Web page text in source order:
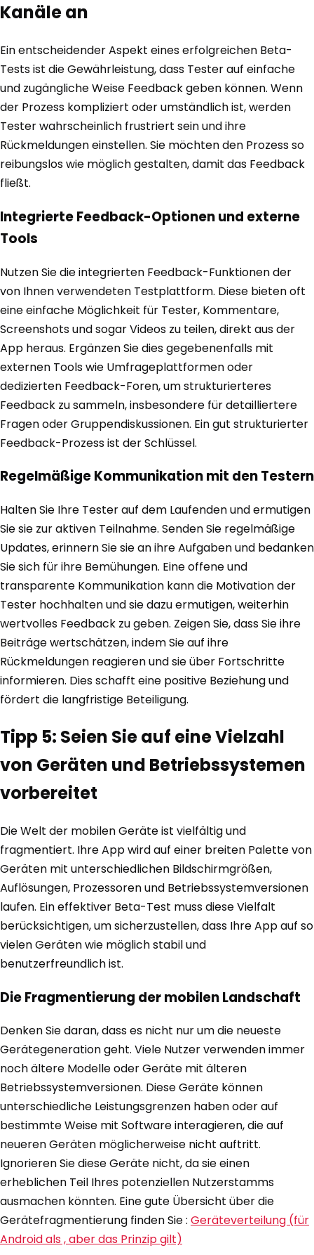
Kanäle an
Ein entscheidender Aspekt eines erfolgreichen Beta-
Tests ist die Gewährleistung, dass Tester auf einfache
und zugängliche Weise Feedback geben können. Wenn
der Prozess kompliziert oder umständlich ist, werden
Tester wahrscheinlich frustriert sein und ihre
Rückmeldungen einstellen. Sie möchten den Prozess so
reibungslos wie möglich gestalten, damit das Feedback
fließt.
Integrierte Feedback-Optionen und externe
Tools
Nutzen Sie die integrierten Feedback-Funktionen der
von Ihnen verwendeten Testplattform. Diese bieten oft
eine einfache Möglichkeit für Tester, Kommentare,
Screenshots und sogar Videos zu teilen, direkt aus der
App heraus. Ergänzen Sie dies gegebenenfalls mit
externen Tools wie Umfrageplattformen oder
dedizierten Feedback-Foren, um strukturierteres
Feedback zu sammeln, insbesondere für detailliertere
Fragen oder Gruppendiskussionen. Ein gut strukturierter
Feedback-Prozess ist der Schlüssel.
Regelmäßige Kommunikation mit den Testern
Halten Sie Ihre Tester auf dem Laufenden und ermutigen
Sie sie zur aktiven Teilnahme. Senden Sie regelmäßige
Updates, erinnern Sie sie an ihre Aufgaben und bedanken
Sie sich für ihre Bemühungen. Eine offene und
transparente Kommunikation kann die Motivation der
Tester hochhalten und sie dazu ermutigen, weiterhin
wertvolles Feedback zu geben. Zeigen Sie, dass Sie ihre
Beiträge wertschätzen, indem Sie auf ihre
Rückmeldungen reagieren und sie über Fortschritte
informieren. Dies schafft eine positive Beziehung und
fördert die langfristige Beteiligung.
Tipp 5: Seien Sie auf eine Vielzahl
von Geräten und Betriebssystemen
vorbereitet
Die Welt der mobilen Geräte ist vielfältig und
fragmentiert. Ihre App wird auf einer breiten Palette von
Geräten mit unterschiedlichen Bildschirmgrößen,
Auflösungen, Prozessoren und Betriebssystemversionen
laufen. Ein effektiver Beta-Test muss diese Vielfalt
berücksichtigen, um sicherzustellen, dass Ihre App auf so
vielen Geräten wie möglich stabil und
benutzerfreundlich ist.
Die Fragmentierung der mobilen Landschaft
Denken Sie daran, dass es nicht nur um die neueste
Gerätegeneration geht. Viele Nutzer verwenden immer
noch ältere Modelle oder Geräte mit älteren
Betriebssystemversionen. Diese Geräte können
unterschiedliche Leistungsgrenzen haben oder auf
bestimmte Weise mit Software interagieren, die auf
neueren Geräten möglicherweise nicht auftritt.
Ignorieren Sie diese Geräte nicht, da sie einen
erheblichen Teil Ihres potenziellen Nutzerstamms
ausmachen könnten. Eine gute Übersicht über die
Gerätefragmentierung finden Sie : Geräteverteilung (für
Android als , aber das Prinzip gilt)